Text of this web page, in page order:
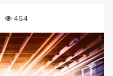
454